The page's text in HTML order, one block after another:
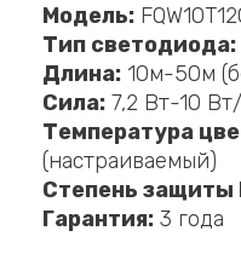
Модель:
Тип светодиода:
Длина: 10м-50м
Сила: 7,2 Вт-10
Температура
(настраиваемый)
Степень защиты
Гарантия: 3 года